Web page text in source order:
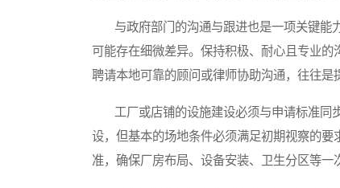
与政府部门的沟通与跟进也是一项关键能
可能存在细微差异。保持积极、耐心且专业的
聘请本地可靠的顾问或律师协助沟通，往往是
工厂或店铺的设施建设必须与申请标准同
设，但基本的场地条件必须满足初期视察的
准，确保厂房布局、设备安装、卫生分区等一